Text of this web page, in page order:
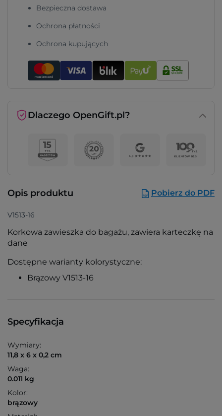
Bezpieczna dostawa
Ochrona płatności
Ochrona kupujących
Dlaczego OpenGift.pl?
Opis produktu Pobierz do PDF
V1513-16
Korkowa zawieszka do bagażu, zawiera karteczkę na
dane
Dostępne warianty kolorystyczne:
Brązowy V1513-16
Specyfikacja
Wymiary:
11,8 x 6 x 0,2 cm
Waga:
0.011 kg
Kolor:
brązowy